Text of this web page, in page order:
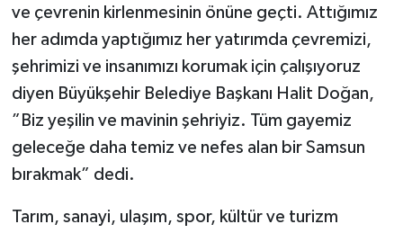
ve çevrenin kirlenmesinin önüne geçti. Attığımız
her adımda yaptığımız her yatırımda çevremizi,
şehrimizi ve insanımızı korumak için çalışıyoruz
diyen Büyükşehir Belediye Başkanı Halit Doğan,
”Biz yeşilin ve mavinin şehriyiz. Tüm gayemiz
geleceğe daha temiz ve nefes alan bir Samsun
bırakmak” dedi.
Tarım, sanayi, ulaşım, spor, kültür ve turizm